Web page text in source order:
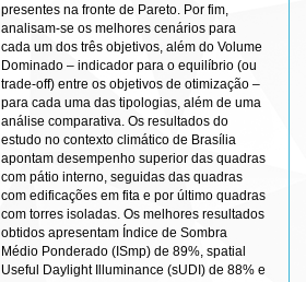
presentes na fronte de Pareto. Por fim,
analisam-se os melhores cenários para
cada um dos três objetivos, além do Volume
Dominado – indicador para o equilíbrio (ou
trade-off) entre os objetivos de otimização –
para cada uma das tipologias, além de uma
análise comparativa. Os resultados do
estudo no contexto climático de Brasília
apontam desempenho superior das quadras
com pátio interno, seguidas das quadras
com edificações em fita e por último quadras
com torres isoladas. Os melhores resultados
obtidos apresentam Índice de Sombra
Médio Ponderado (ISmp) de 89%, spatial
Useful Daylight Illuminance (sUDI) de 88% e